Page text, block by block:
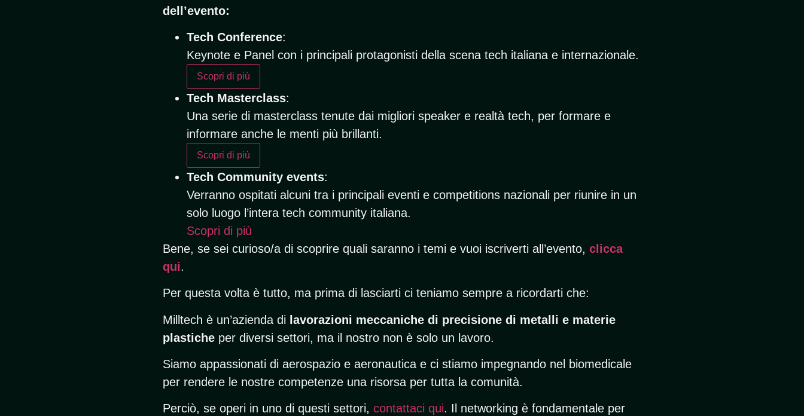
dell’evento:
Tech Conference:
Keynote e Panel con i principali protagonisti della scena tech italiana e internazionale.
Scopri di più
Tech Masterclass:
Una serie di masterclass tenute dai migliori speaker e realtà tech, per formare e
informare anche le menti più brillanti.
Scopri di più
Tech Community events:
Verranno ospitati alcuni tra i principali eventi e competitions nazionali per riunire in un
solo luogo l’intera tech community italiana.
Scopri di più
Bene, se sei curioso/a di scoprire quali saranno i temi e vuoi iscriverti all’evento, clicca
qui.
Per questa volta è tutto, ma prima di lasciarti ci teniamo sempre a ricordarti che:
Milltech è un’azienda di lavorazioni meccaniche di precisione di metalli e materie
plastiche per diversi settori, ma il nostro non è solo un lavoro.
Siamo appassionati di aerospazio e aeronautica e ci stiamo impegnando nel biomedicale
per rendere le nostre competenze una risorsa per tutta la comunità.
Perciò, se operi in uno di questi settori, contattaci qui. Il networking è fondamentale per